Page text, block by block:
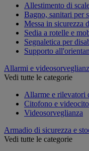
Allestimento di
Bagno, sanitari per
Messa in sicurezza
Sedia a rotelle e
Segnaletica per
Supporto
Allarmi e
Vedi tutte le categorie
Allarme e rilevatori
Citofono e
Videosorveglianza
Armadio di sicurezza e
Vedi tutte le categorie